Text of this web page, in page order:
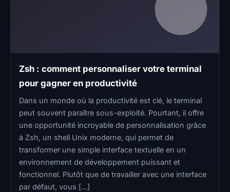
Zsh : comment personnaliser votre terminal
pour gagner en productivité
Dans un monde où la productivité est clé, le terminal
peut souvent paraître sous-exploité. Pourtant, il offre
une opportunité incroyable de personnalisation grâce
à Zsh, un shell Unix moderne, qui permet de
transformer une simple interface textuelle en un
environnement de développement puissant et
fonctionnel. Plutôt que de travailler avec une interface
par défaut, vous […]